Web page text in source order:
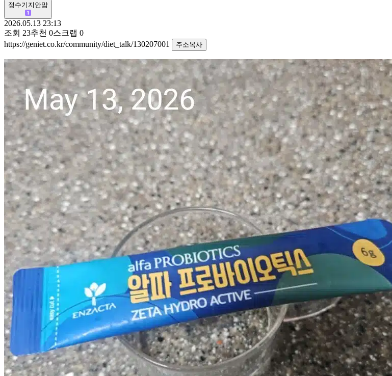
정수기지안맘
2026.05.13 23:13
조회 23추천 0스크랩 0
https://geniet.co.kr/community/diet_talk/130207001
주소복사